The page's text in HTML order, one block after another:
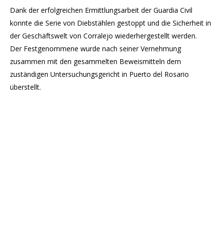
Dank der erfolgreichen Ermittlungsarbeit der Guardia Civil
konnte die Serie von Diebstählen gestoppt und die Sicherheit in
der Geschäftswelt von Corralejo wiederhergestellt werden.
Der Festgenommene wurde nach seiner Vernehmung
zusammen mit den gesammelten Beweismitteln dem
zuständigen Untersuchungsgericht in Puerto del Rosario
überstellt.